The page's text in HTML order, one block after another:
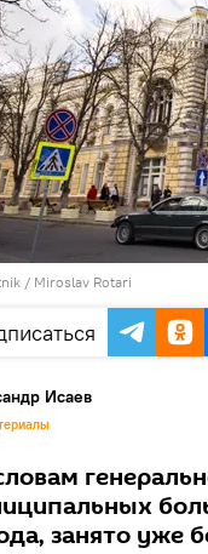
/ Miroslav Rotari
Исаев
занято уже